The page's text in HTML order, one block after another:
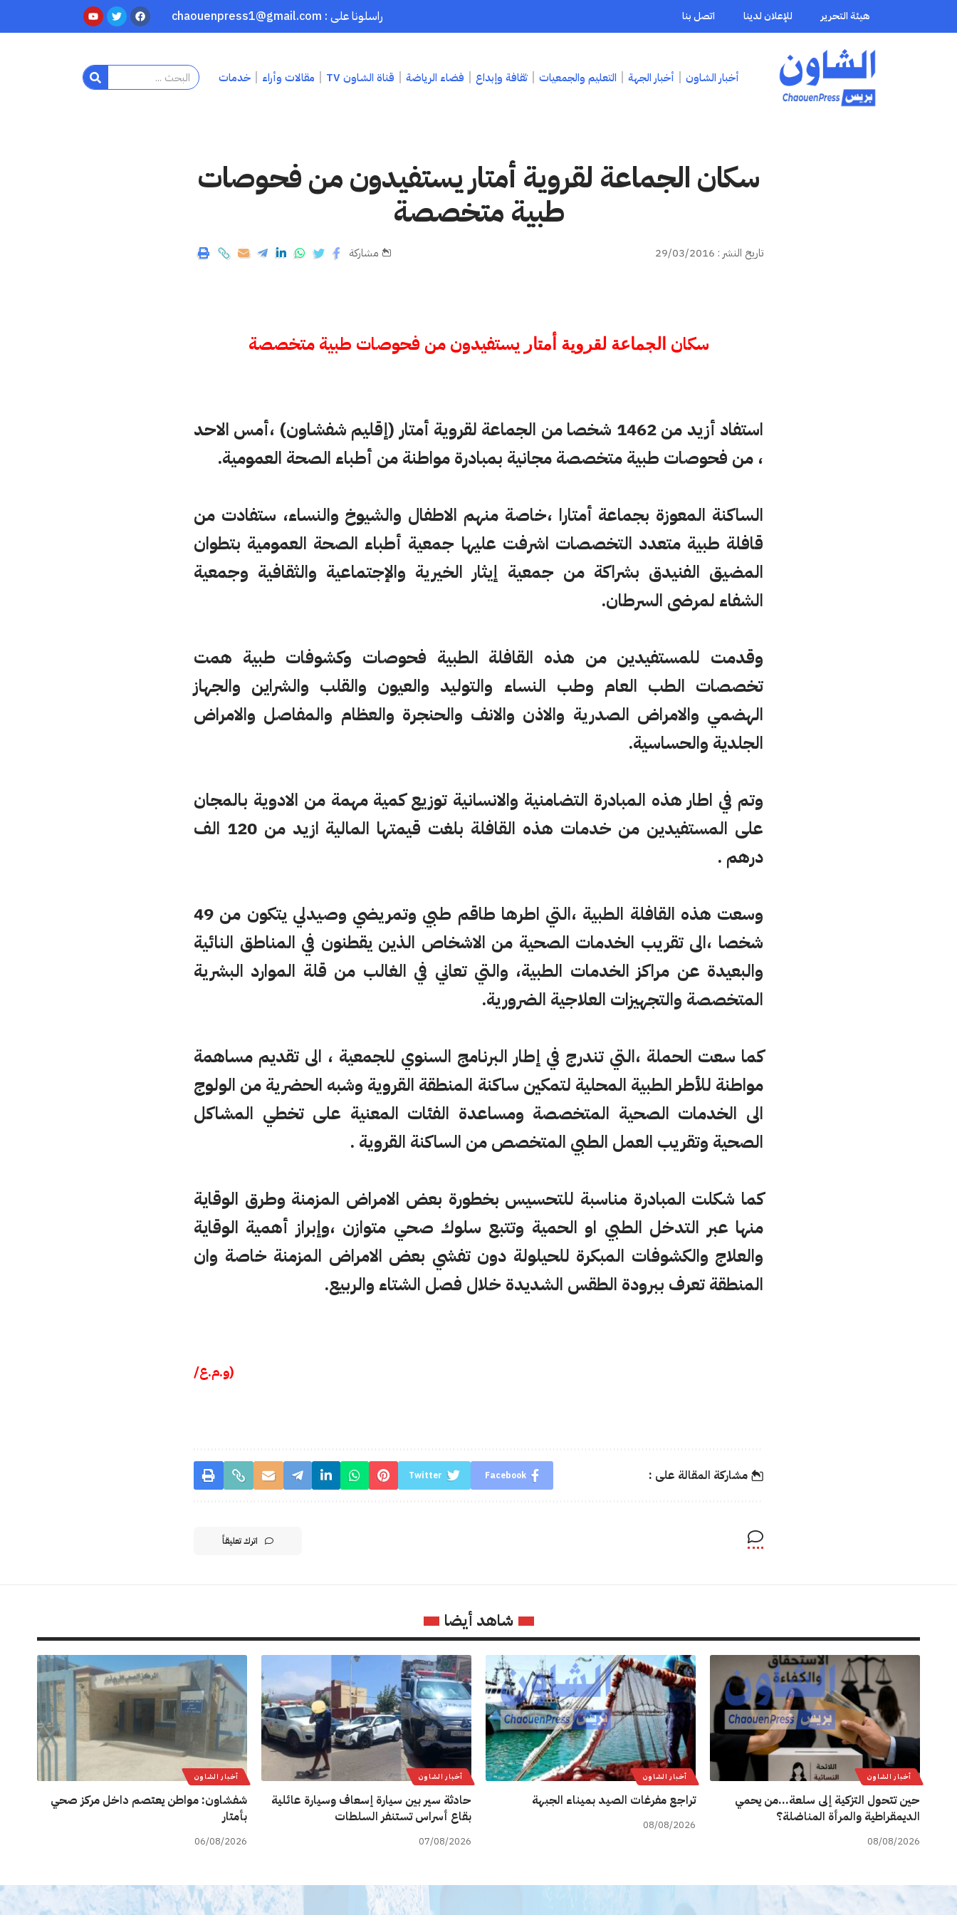
هيئة التحرير للإعلان لدينا اتصل بنا راسلونا على : chaouenpress1@gmail.com
أخبار الشاون أخبار الجهة التعليم والجمعيات ثقافة وإبداع فضاء الرياضة قناة الشاون TV مقالات وأراء خدمات
سكان الجماعة لقروية أمتار يستفيدون من فحوصات
طبية متخصصة
تاريخ النشر : 29/03/2016 مشاركة
سكان الجماعة لقروية أمتار يستفيدون من فحوصات طبية متخصصة
استفاد أزيد من 1462 شخصا من الجماعة لقروية أمتار (إقليم شفشاون) ،أمس الاحد
، من فحوصات طبية متخصصة مجانية بمبادرة مواطنة من أطباء الصحة العمومية.
الساكنة المعوزة بجماعة أمتارا ،خاصة منهم الاطفال والشيوخ والنساء، ستفادت من
قافلة طبية متعدد التخصصات اشرفت عليها جمعية أطباء الصحة العمومية بتطوان
المضيق الفنيدق بشراكة من جمعية إيثار الخيرية والإجتماعية والثقافية وجمعية
الشفاء لمرضى السرطان.
وقدمت للمستفيدين من هذه القافلة الطبية فحوصات وكشوفات طبية همت
تخصصات الطب العام وطب النساء والتوليد والعيون والقلب والشراين والجهاز
الهضمي والامراض الصدرية والاذن والانف والحنجرة والعظام والمفاصل والامراض
الجلدية والحساسية.
وتم في اطار هذه المبادرة التضامنية والانسانية توزيع كمية مهمة من الادوية بالمجان
على المستفيدين من خدمات هذه القافلة بلغت قيمتها المالية ازيد من 120 الف
درهم .
وسعت هذه القافلة الطبية ،التي اطرها طاقم طبي وتمريضي وصيدلي يتكون من 49
شخصا ،الى تقريب الخدمات الصحية من الاشخاص الذين يقطنون في المناطق النائية
والبعيدة عن مراكز الخدمات الطبية، والتي تعاني في الغالب من قلة الموارد البشرية
المتخصصة والتجهيزات العلاجية الضرورية.
كما سعت الحملة ،التي تندرج في إطار البرنامج السنوي للجمعية ، الى تقديم مساهمة
مواطنة للأطر الطبية المحلية لتمكين ساكنة المنطقة القروية وشبه الحضرية من الولوج
الى الخدمات الصحية المتخصصة ومساعدة الفئات المعنية على تخطي المشاكل
الصحية وتقريب العمل الطبي المتخصص من الساكنة القروية .
كما شكلت المبادرة مناسبة للتحسيس بخطورة بعض الامراض المزمنة وطرق الوقاية
منها عبر التدخل الطبي او الحمية وتتبع سلوك صحي متوازن ،وإبراز أهمية الوقاية
والعلاج والكشوفات المبكرة للحيلولة دون تفشي بعض الامراض المزمنة خاصة وان
المنطقة تعرف ببرودة الطقس الشديدة خلال فصل الشتاء والربيع.
(و.م.ع/
مشاركة المقالة على : Facebook
Twitter
اترك تعليقاً
شاهد أيضا
أخبار الشاون
حين تتحول التزكية إلى سلعة…من يحمي
الديمقراطية والمرأة المناضلة؟
08/08/2026
أخبار الشاون
تراجع مفرغات الصيد بميناء الجبهة
08/08/2026
أخبار الشاون
حادثة سير بين سيارة إسعاف وسيارة عائلية
بقاع أسراس تستنفر السلطات
07/08/2026
أخبار الشاون
شفشاون: مواطن يعتصم داخل مركز صحي
بأمتار
06/08/2026